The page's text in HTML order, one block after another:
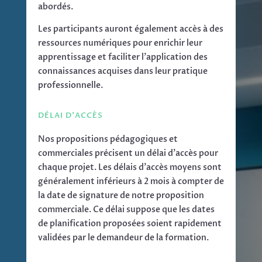
abordés.
Les participants auront également accès à des
ressources numériques pour enrichir leur
apprentissage et faciliter l’application des
connaissances acquises dans leur pratique
professionnelle.
DÉLAI D'ACCÈS
Nos propositions pédagogiques et
commerciales précisent un délai d’accès pour
chaque projet. Les délais d’accès moyens sont
généralement inférieurs à 2 mois à compter de
la date de signature de notre proposition
commerciale. Ce délai suppose que les dates
de planification proposées soient rapidement
validées par le demandeur de la formation.